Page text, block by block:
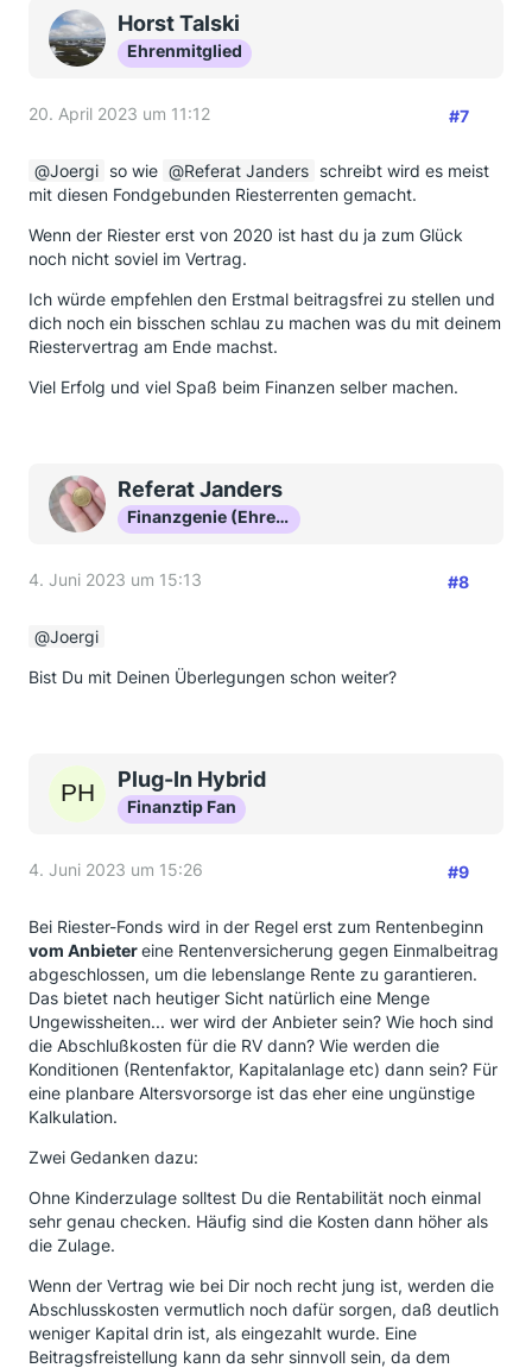
Horst Talski
Ehrenmitglied
20. April 2023 um 11:12 #7
Joergi so wie Referat Janders schreibt wird es meist
mit diesen Fondgebunden Riesterrenten gemacht.
Wenn der Riester erst von 2020 ist hast du ja zum Glück
noch nicht soviel im Vertrag.
Ich würde empfehlen den Erstmal beitragsfrei zu stellen und
dich noch ein bisschen schlau zu machen was du mit deinem
Riestervertrag am Ende machst.
Viel Erfolg und viel Spaß beim Finanzen selber machen.
Referat Janders
Finanzgenie (Ehrenmitglied)
4. Juni 2023 um 15:13 #8
Joergi
Bist Du mit Deinen Überlegungen schon weiter?
Plug-In Hybrid
Finanztip Fan
4. Juni 2023 um 15:26 #9
Bei Riester-Fonds wird in der Regel erst zum Rentenbeginn
vom Anbietereine Rentenversicherung gegen Einmalbeitrag
abgeschlossen, um die lebenslange Rente zu garantieren.
Das bietet nach heutiger Sicht natürlich eine Menge
Ungewissheiten... wer wird der Anbieter sein? Wie hoch sind
die Abschlußkosten für die RV dann? Wie werden die
Konditionen (Rentenfaktor, Kapitalanlage etc) dann sein? Für
eine planbare Altersvorsorge ist das eher eine ungünstige
Kalkulation.
Zwei Gedanken dazu:
Ohne Kinderzulage solltest Du die Rentabilität noch einmal
sehr genau checken. Häufig sind die Kosten dann höher als
die Zulage.
Wenn der Vertrag wie bei Dir noch recht jung ist, werden die
Abschlusskosten vermutlich noch dafür sorgen, daß deutlich
weniger Kapital drin ist, als eingezahlt wurde. Eine
Beitragsfreistellung kann da sehr sinnvoll sein, da dem